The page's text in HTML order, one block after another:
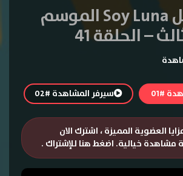
مسلسل Soy Luna الموسم
– الحلقة 41
#01 سيرفر المشاهدة #02
العضوية المميزة ، اشترك الان
مشاهدة خيالية. اضغط هنا للإشتراك .